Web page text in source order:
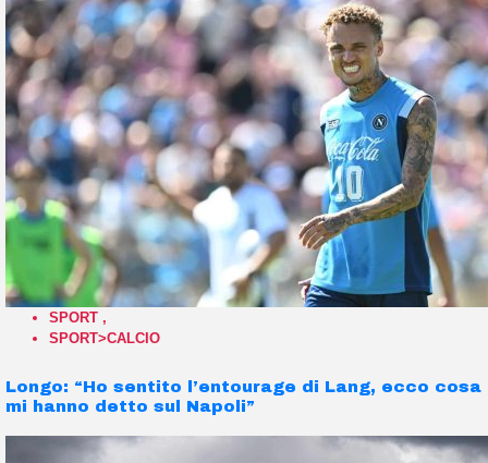
SPORT ,
SPORT>CALCIO
Longo: “Ho sentito l’entourage di Lang, ecco cosa
mi hanno detto sul Napoli”